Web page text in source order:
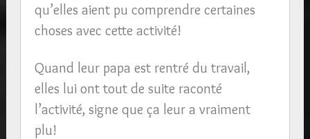
qu’elles aient pu comprendre certaines
choses avec cette activité!
Quand leur papa est rentré du travail,
elles lui ont tout de suite raconté
l’activité, signe que ça leur a vraiment
plu!